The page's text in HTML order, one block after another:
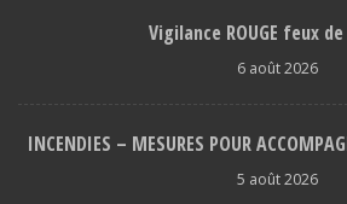
Vigilance ROUGE feux
6 août 2026
INCENDIES – MESURES POUR
5 août 2026